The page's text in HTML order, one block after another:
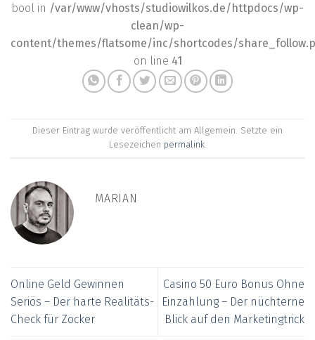
bool in /var/www/vhosts/studiowilkos.de/httpdocs/wp-
clean/wp-
content/themes/flatsome/inc/shortcodes/
on line 41
Dieser Eintrag wurde veröffentlicht am Allgemein. Setzte ein
Lesezeichen permalink.
MARIAN
Online Geld Gewinnen
Seriös – Der harte Realitäts-
Check für Zocker
Casino 50 Euro Bonus Ohne
Einzahlung – Der nüchterne
Blick auf den Marketingtrick